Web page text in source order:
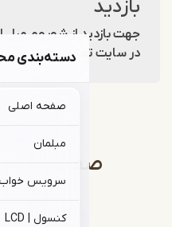
دسته‌بندی محصولات
صفحه اصلی
سرویس خواب
کنسول | LCD
بازدید از شوروم مبل اشرافی
سایت تماس حاصل فرمایید.
صفحات ما در